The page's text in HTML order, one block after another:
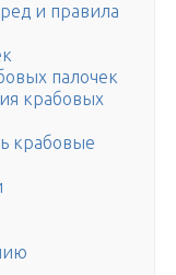
и правила
палочек
крабовых
крабовые